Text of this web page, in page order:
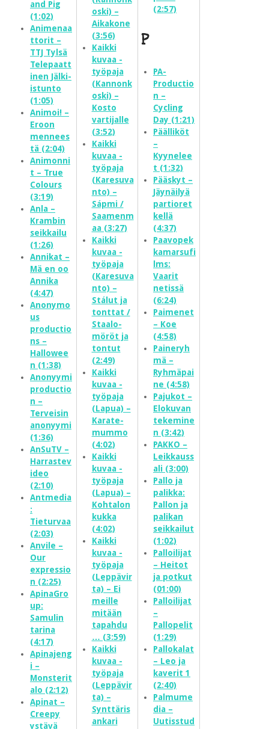
and Pig
(1:02)
Animenaa
ttorit –
TTJ Tylsä
Telepaatt
inen Jälki-
istunto
(1:05)
Animoi! –
Eroon
mennees
tä (2:04)
Animonni
t – True
Colours
(3:19)
Anla –
Krambin
seikkailu
(1:26)
Annikat –
Mä en oo
Annika
(4:47)
Anonymo
us
productio
ns –
Hallowee
n (1:38)
Anonyymi
productio
n –
Terveisin
anonyymi
(1:36)
AnSuTV –
Harrastev
ideo
(2:10)
Antmedia
:
Tieturvaa
(2:03)
Anvile –
Our
expressio
n (2:25)
ApinaGro
up:
Samulin
tarina
(4:17)
Apinajeng
i –
Monsterit
alo (2:12)
Apinat –
Creepy
ystävä
oski) –
Aikakone
(3:56)
Kaikki
kuvaa -
työpaja
(Kannonk
oski) –
Kosto
vartijalle
(3:52)
Kaikki
kuvaa -
työpaja
(Karesuva
nto) –
Sápmi /
Saamenm
aa (3:27)
Kaikki
kuvaa -
työpaja
(Karesuva
nto) –
Stálut ja
tonttat /
Staalo-
möröt ja
tontut
(2:49)
Kaikki
kuvaa -
työpaja
(Lapua) –
Karate-
mummo
(4:02)
Kaikki
kuvaa -
työpaja
(Lapua) –
Kohtalon
kukka
(4:02)
Kaikki
kuvaa -
työpaja
(Leppävir
ta) – Ei
meille
mitään
tapahdu
… (3:59)
Kaikki
kuvaa -
työpaja
(Leppävir
ta) –
Synttäris
ankari
(2:57)
P
PA-
Productio
n –
Cycling
Day (1:21)
Päälliköt
–
Kyynelee
t (1:32)
Pääskyt –
Jäynäilyä
partioret
kellä
(4:37)
Paavopek
kamarsufi
lms:
Vaarit
netissä
(6:24)
Paimenet
– Koe
(4:58)
Paineryh
mä –
Ryhmäpai
ne (4:58)
Pajukot –
Elokuvan
tekemine
n (3:42)
PAKKO –
Leikkauss
ali (3:00)
Pallo ja
palikka:
Pallon ja
palikan
seikkailut
(1:02)
Palloilijat
– Heitot
ja potkut
(01:00)
Palloilijat
–
Pallopelit
(1:29)
Pallokalat
– Leo ja
kaverit 1
(2:40)
Palmume
dia –
Uutisstud